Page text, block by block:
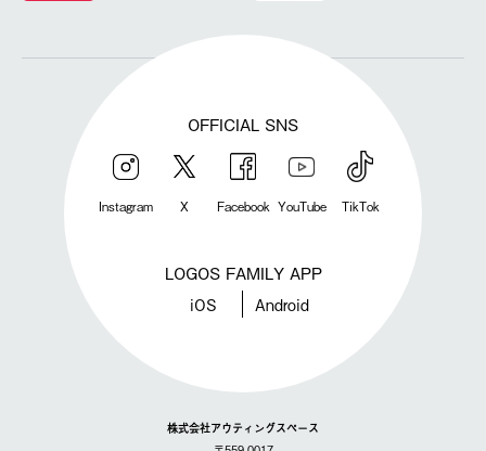
OFFICIAL SNS
Instagram X Facebook YouTube TikTok
LOGOS FAMILY APP
iOS Android
株式会社アウティングスペース